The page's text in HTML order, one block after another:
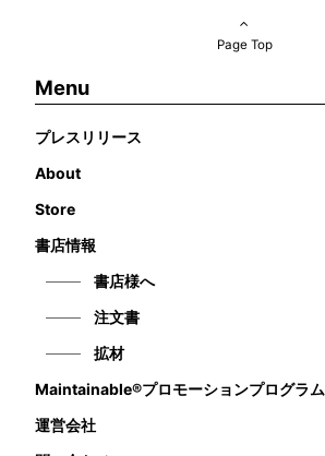
Page Top
Menu
プレスリリース
About
Store
書店情報
書店様へ
注文書
拡材
Maintainable®プロモーションプログラム
運営会社